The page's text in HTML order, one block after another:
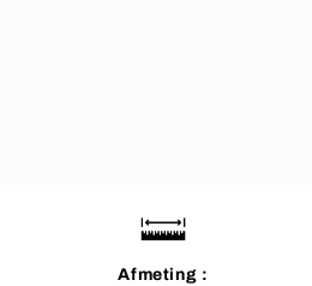
Afmeting :